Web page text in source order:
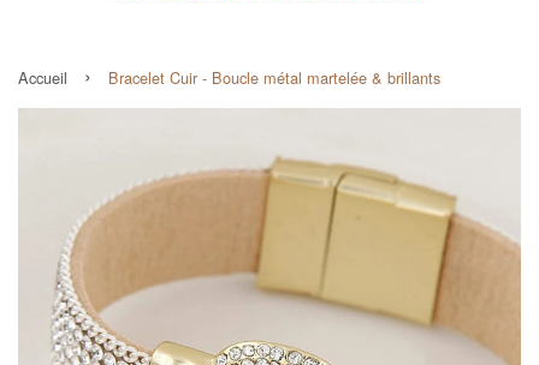
Accueil › Bracelet Cuir - Boucle métal martelée & brillants